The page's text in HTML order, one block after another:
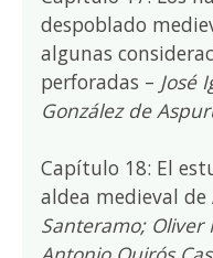
despoblado
algunas
perforadas – José
González de
Capítulo 18: El
aldea medieval de
Santeramo; Oliver